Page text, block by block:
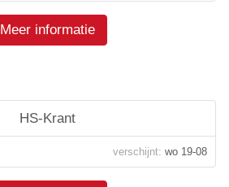
Meer informatie
HS-Krant
verschijnt: wo 19-08